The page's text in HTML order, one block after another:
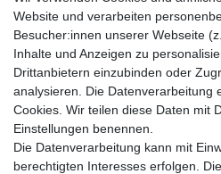
Widerrufs­recht Impressum
AGB
Website und verarbeiten
Besucher:innen unserer Webseite
Inhalte und Anzeigen zu
Drittanbietern einzubinden oder
analysieren. Die Datenverarbeitung
Cookies. Wir teilen diese Daten mit
Einstellungen benennen.
Die Datenverarbeitung kann mit
berechtigten Interesses erfolgen.